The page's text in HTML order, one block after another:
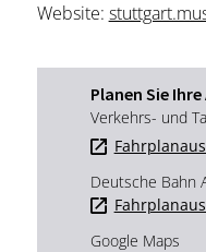
Website:
Planen Sie Ihre
Verkehrs- und
Deutsche Bahn
Google Maps